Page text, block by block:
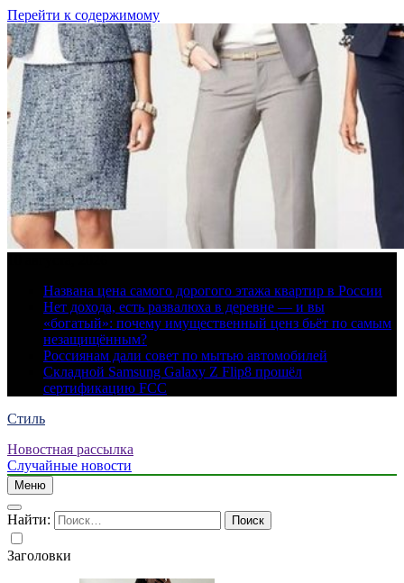
Перейти к содержимому
Названа цена самого дорогого этажа квартир в России
Нет дохода, есть развалюха в деревне — и вы
«богатый»: почему имущественный ценз бьёт по самым
незащищённым?
Россиянам дали совет по мытью автомобилей
Складной Samsung Galaxy Z Flip8 прошёл
сертификацию FCC
Стиль
Новостная рассылка
Случайные новости
Меню
Найти:
Заголовки